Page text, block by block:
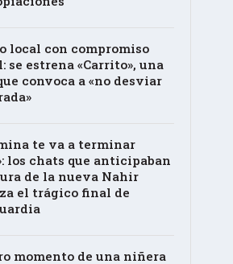
local con compromiso
se estrena «Carrito», una
convoca a «no desviar
te va a terminar
los chats que anticipaban
de la nueva Nahir
el trágico final de
momento de una niñera